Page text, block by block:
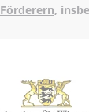
Förderern,